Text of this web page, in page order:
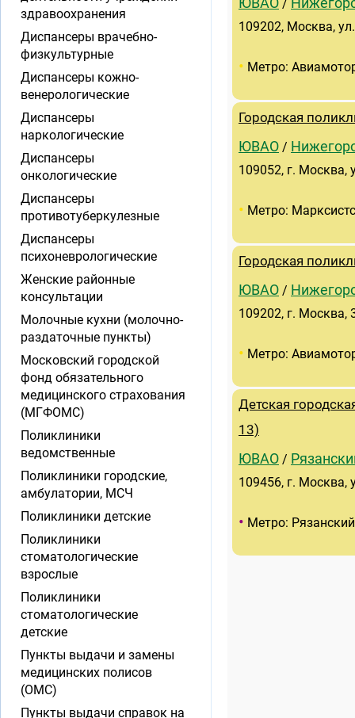
ЮВАО /
109202, Москва,
• Метро:
Городская
ЮВАО /
109052, г. Москва,
• Метро:
Городская
ЮВАО /
109202, г. Москва,
• Метро:
Детская
13)
ЮВАО /
109456, г. Москва,
• Метро:
здравоохранения
Диспансеры врачебно-
физкультурные
Диспансеры кожно-
венерологические
Диспансеры
наркологические
Диспансеры
онкологические
Диспансеры
противотуберкулезные
Диспансеры
психоневрологические
Женские районные
консультации
Молочные кухни (молочно-
раздаточные пункты)
Московский городской
фонд обязательного
медицинского страхования
(МГФОМС)
Поликлиники
ведомственные
Поликлиники городские,
амбулатории, МСЧ
Поликлиники детские
Поликлиники
стоматологические
взрослые
Поликлиники
стоматологические
детские
Пункты выдачи и замены
медицинских полисов
(ОМС)
Пункты выдачи справок на